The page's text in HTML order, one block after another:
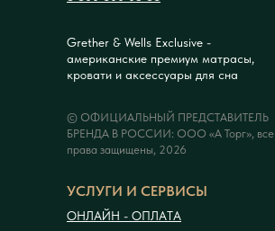
Grether & Wells Exclusive -
американские премиум матрасы,
кровати и аксессуары для сна
© ОФИЦИАЛЬНЫЙ ПРЕДСТАВИТЕЛЬ
БРЕНДА В РОССИИ: ООО «А Торг», все
права защищены, 2026
УСЛУГИ И СЕРВИСЫ
ОНЛАЙН - ОПЛАТА